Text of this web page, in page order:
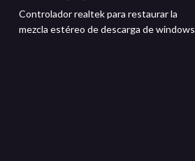
Controlador realtek para restaurar la
mezcla estéreo de descarga de